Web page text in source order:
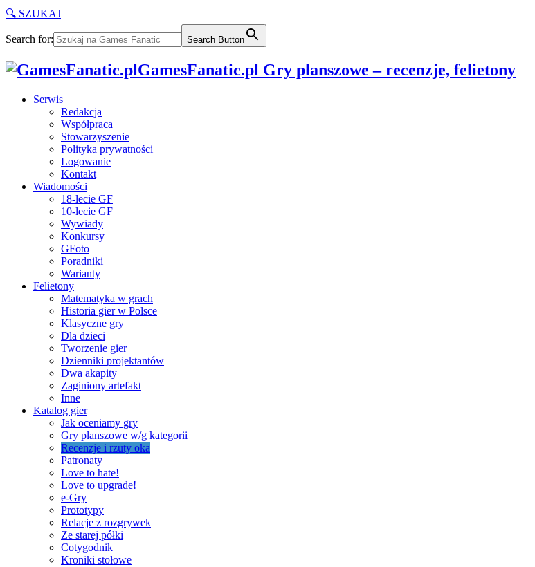
🔍 SZUKAJ
Search for: Search Button
GamesFanatic.pl Gry planszowe – recenzje, felietony
Serwis
Redakcja
Współpraca
Stowarzyszenie
Polityka prywatności
Logowanie
Kontakt
Wiadomości
18-lecie GF
10-lecie GF
Wywiady
Konkursy
GFoto
Poradniki
Warianty
Felietony
Matematyka w grach
Historia gier w Polsce
Klasyczne gry
Dla dzieci
Tworzenie gier
Dzienniki projektantów
Dwa akapity
Zaginiony artefakt
Inne
Katalog gier
Jak oceniamy gry
Gry planszowe w/g kategorii
Recenzje i rzuty oka
Patronaty
Love to hate!
Love to upgrade!
e-Gry
Prototypy
Relacje z rozgrywek
Ze starej półki
Cotygodnik
Kroniki stołowe